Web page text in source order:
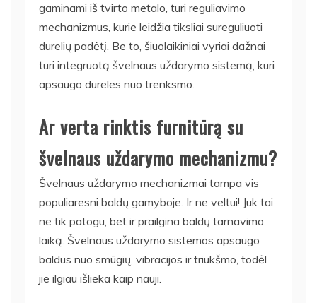
gaminami iš tvirto metalo, turi reguliavimo
mechanizmus, kurie leidžia tiksliai sureguliuoti
durelių padėtį. Be to, šiuolaikiniai vyriai dažnai
turi integruotą švelnaus uždarymo sistemą, kuri
apsaugo dureles nuo trenksmo.
Ar verta rinktis furnitūrą su
švelnaus uždarymo mechanizmu?
Švelnaus uždarymo mechanizmai tampa vis
populiaresni baldų gamyboje. Ir ne veltui! Juk tai
ne tik patogu, bet ir prailgina baldų tarnavimo
laiką. Švelnaus uždarymo sistemos apsaugo
baldus nuo smūgių, vibracijos ir triukšmo, todėl
jie ilgiau išlieka kaip nauji.